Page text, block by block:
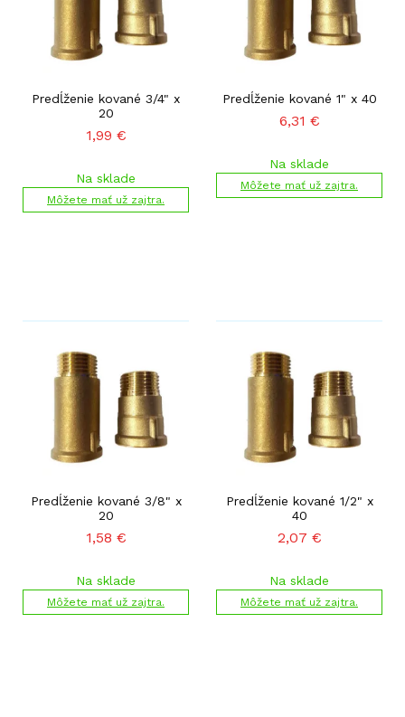
Predĺženie kované 3/4" x
20
1,99 €
Na sklade
Môžete mať už zajtra.
Predĺženie kované 1" x 40
6,31 €
Na sklade
Môžete mať už zajtra.
Predĺženie kované 3/8" x
20
1,58 €
Na sklade
Môžete mať už zajtra.
Predĺženie kované 1/2" x
40
2,07 €
Na sklade
Môžete mať už zajtra.